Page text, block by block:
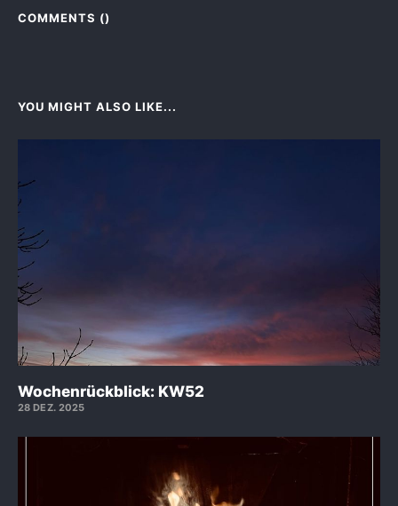
COMMENTS ()
YOU MIGHT ALSO LIKE...
Wochenrückblick: KW52
28 DEZ. 2025